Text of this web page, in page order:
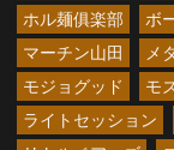
ホル麺俱楽部
ボ
マーチン山田
メ
モジョグッド
モ
ライトセッション